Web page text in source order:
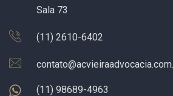
Sala 73
(11) 2610-6402
(11) 98689-4963